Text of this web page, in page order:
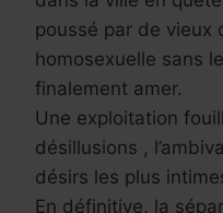
poussé par de vieux
homosexuelle sans
finalement amer.
Une exploitation
désillusions ,
désirs les plus
En définitive, la